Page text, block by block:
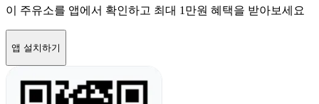
이 주유소를 앱에서 확인하고 최대 1만원 혜택을 받아보세요
앱 설치하기